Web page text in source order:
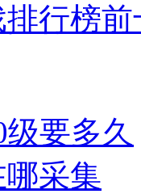
行榜
级要多久
采集